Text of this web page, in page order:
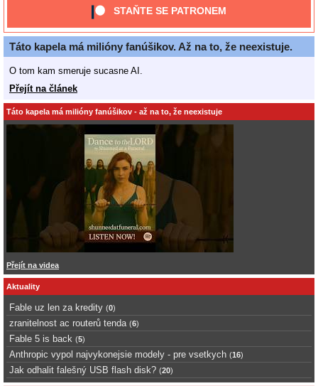
STAŇTE SE PATRONEM
Táto kapela má milióny fanúšikov. Až na to, že neexistuje.
O tom kam smeruje sucasne AI.
Přejít na článek
Táto kapela má milióny fanúšikov - až na to, že neexistuje
Přejít na videa
Aktuality
Fable uz len za kredity (0)
zranitelnost ac routerů tenda (6)
Fable 5 is back (5)
Anthropic vypol najvykonejsie modely - pre vsetkych (16)
Jak odhalit falešný USB flash disk? (20)